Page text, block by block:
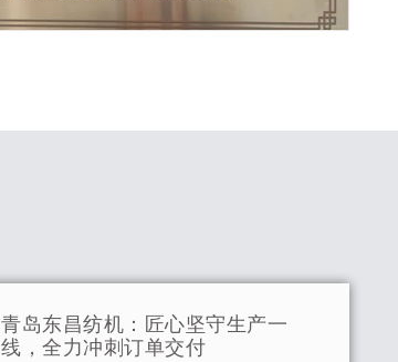
青岛东昌纺机：匠心坚守生产一
线，全力冲刺订单交付